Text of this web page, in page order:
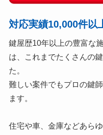
対応実績10,000件以
鍵屋歴10年以上の豊富な
は、これまでたくさんの
た。
難しい案件でもプロの鍵
ます。
住宅や車、金庫などあら